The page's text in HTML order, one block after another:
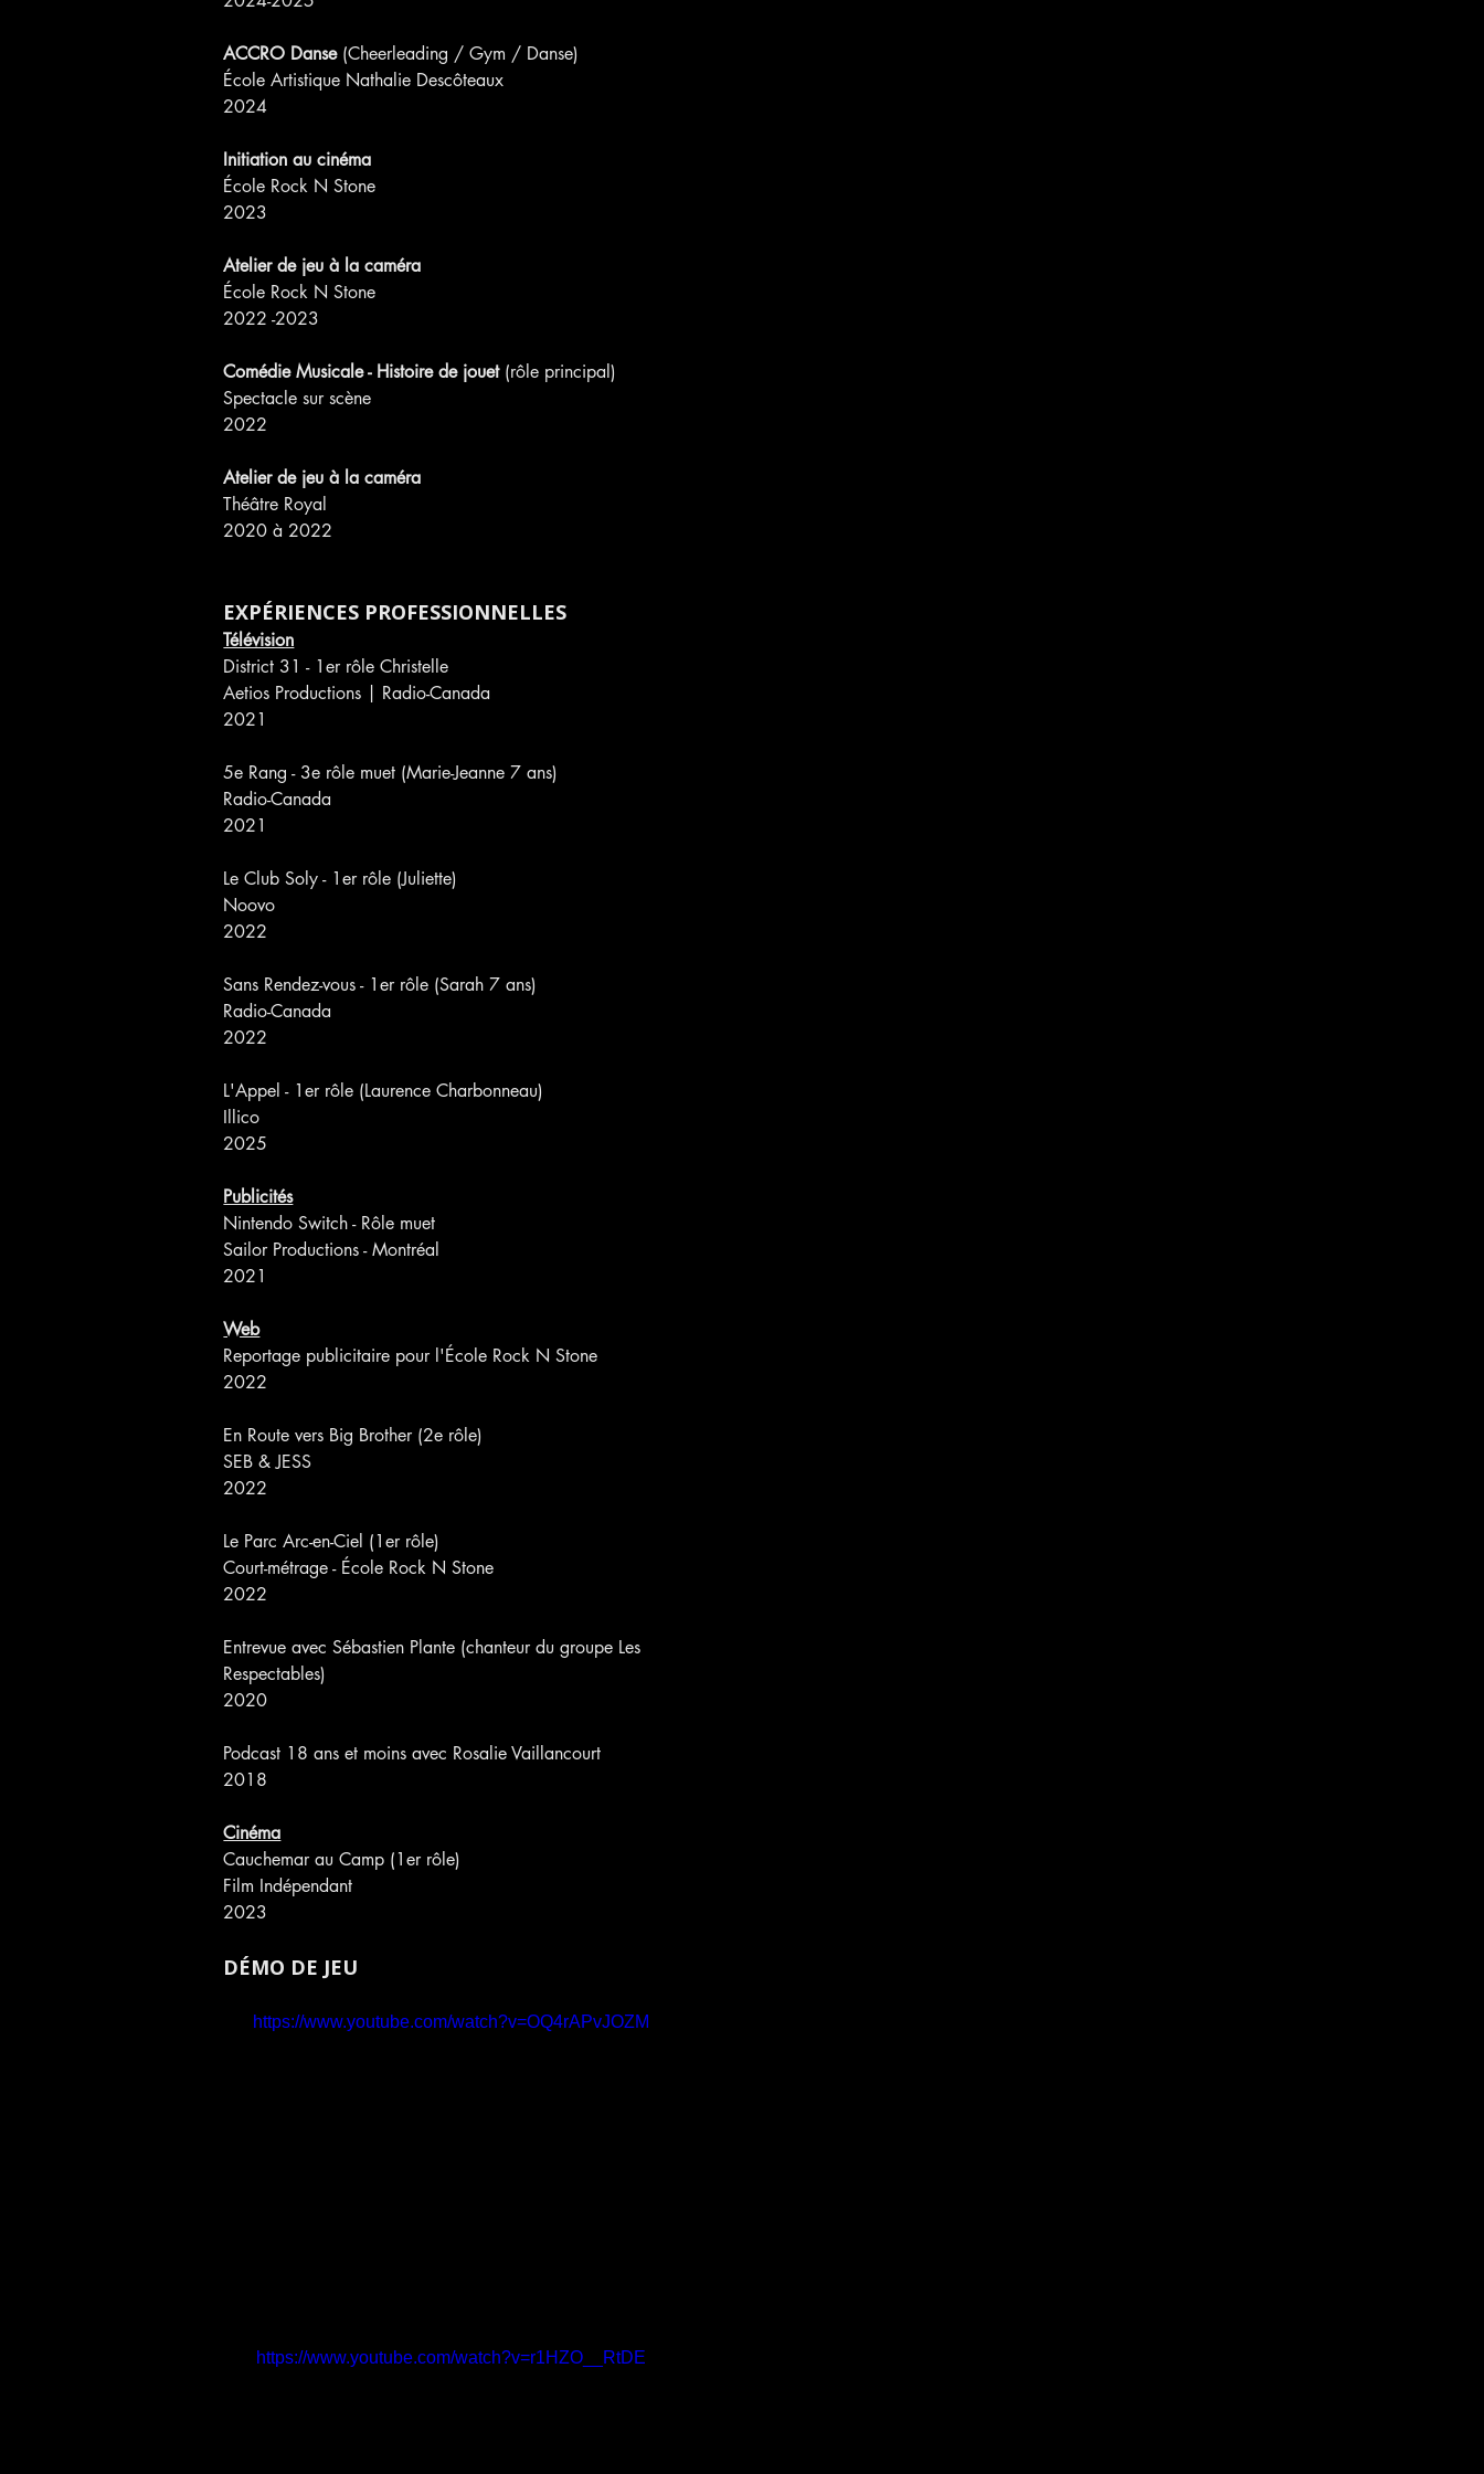
ACCRO Danse (Cheerleading / Gym / Danse)
École Artistique Nathalie Descôteaux
2024
Initiation au cinéma
École Rock N Stone
2023
Atelier de jeu à la caméra
École Rock N Stone
2022 -2023
Comédie Musicale - Histoire de jouet (rôle principal)
Spectacle sur scène
2022
Atelier de jeu à la caméra
Théâtre Royal
2020 à 2022
EXPÉRIENCES PROFESSIONNELLES
Télévision
District 31 - 1er rôle Christelle
Aetios Productions | Radio-Canada
2021
5e Rang - 3e rôle muet (Marie-Jeanne 7 ans)
Radio-Canada
2021
Le Club Soly - 1er rôle (Juliette)
Noovo
2022
Sans Rendez-vous - 1er rôle (Sarah 7 ans)
Radio-Canada
2022
L'Appel - 1er rôle (Laurence Charbonneau)
Illico
2025
Publicités
Nintendo Switch - Rôle muet
Sailor Productions - Montréal
2021
Web
Reportage publicitaire pour l'École Rock N Stone
2022
En Route vers Big Brother (2e rôle)
SEB & JESS
2022
Le Parc Arc-en-Ciel (1er rôle)
Court-métrage - École Rock N Stone
2022
Entrevue avec Sébastien Plante (chanteur du groupe Les
Respectables)
2020
Podcast 18 ans et moins avec Rosalie Vaillancourt
2018
Cinéma
Cauchemar au Camp (1er rôle)
Film Indépendant
2023
DÉMO DE JEU
https://www.youtube.com/watch?v=OQ4rAPvJOZM
https://www.youtube.com/watch?v=r1HZO__RtDE